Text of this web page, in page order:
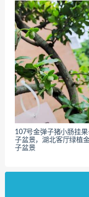
107号金弹子猪小肠挂
子盆景，湖北客厅绿植
子盆景